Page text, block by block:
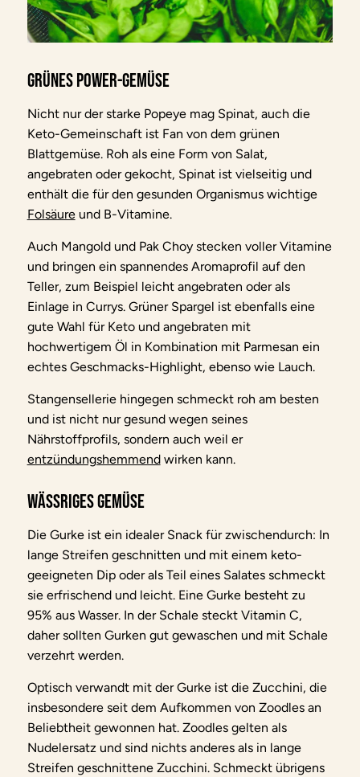
Grünes Power-Gemüse
Nicht nur der starke Popeye mag Spinat, auch die
Keto-Gemeinschaft ist Fan von dem grünen
Blattgemüse. Roh als eine Form von Salat,
angebraten oder gekocht, Spinat ist vielseitig und
enthält die für den gesunden Organismus wichtige
Folsäureund B-Vitamine.
Auch Mangold und Pak Choy stecken voller Vitamine
und bringen ein spannendes Aromaprofil auf den
Teller, zum Beispiel leicht angebraten oder als
Einlage in Currys. Grüner Spargel ist ebenfalls eine
gute Wahl für Keto und angebraten mit
hochwertigem Öl in Kombination mit Parmesan ein
echtes Geschmacks-Highlight, ebenso wie Lauch.
Stangensellerie hingegen schmeckt roh am besten
und ist nicht nur gesund wegen seines
Nährstoffprofils, sondern auch weil er
entzündungshemmendwirken kann.
Wässriges Gemüse
Die Gurke ist ein idealer Snack für zwischendurch: In
lange Streifen geschnitten und mit einem keto-
geeigneten Dip oder als Teil eines Salates schmeckt
sie erfrischend und leicht. Eine Gurke besteht zu
95% aus Wasser. In der Schale steckt Vitamin C,
daher sollten Gurken gut gewaschen und mit Schale
verzehrt werden.
Optisch verwandt mit der Gurke ist die Zucchini, die
insbesondere seit dem Aufkommen von Zoodles an
Beliebtheit gewonnen hat. Zoodles gelten als
Nudelersatz und sind nichts anderes als in lange
Streifen geschnittene Zucchini. Schmeckt übrigens